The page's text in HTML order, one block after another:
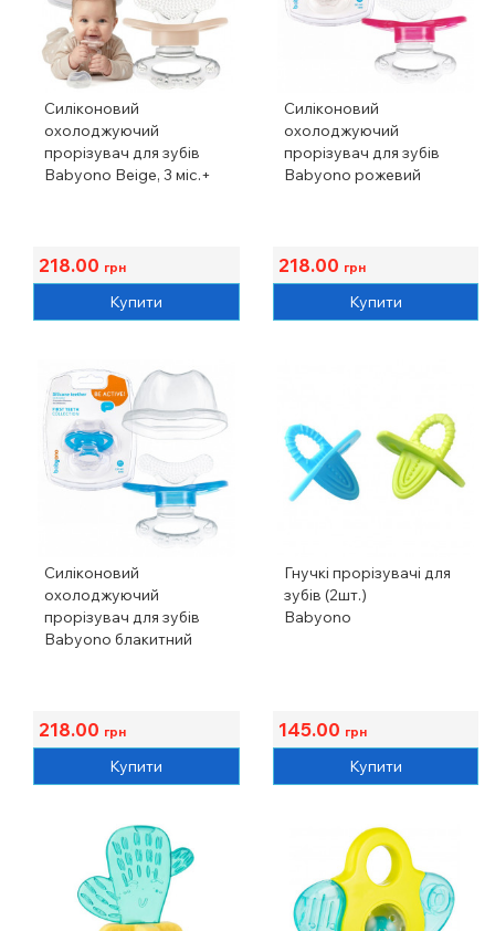
Силіконовий
охолоджуючий
прорізувач для зубів
Babyono Beige, 3 міс.+
218.00 грн
Купити
Силіконовий
охолоджуючий
прорізувач для зубів
Babyono рожевий
218.00 грн
Купити
Силіконовий
охолоджуючий
прорізувач для зубів
Babyono блакитний
218.00 грн
Купити
Гнучкі прорізувачі для
зубів (2шт.)
Babyono
145.00 грн
Купити